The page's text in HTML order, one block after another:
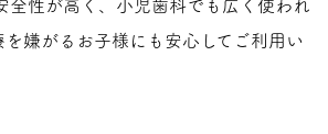
全性が高く、小児歯科でも広く使われ
を嫌がるお子様にも安心してご利用い